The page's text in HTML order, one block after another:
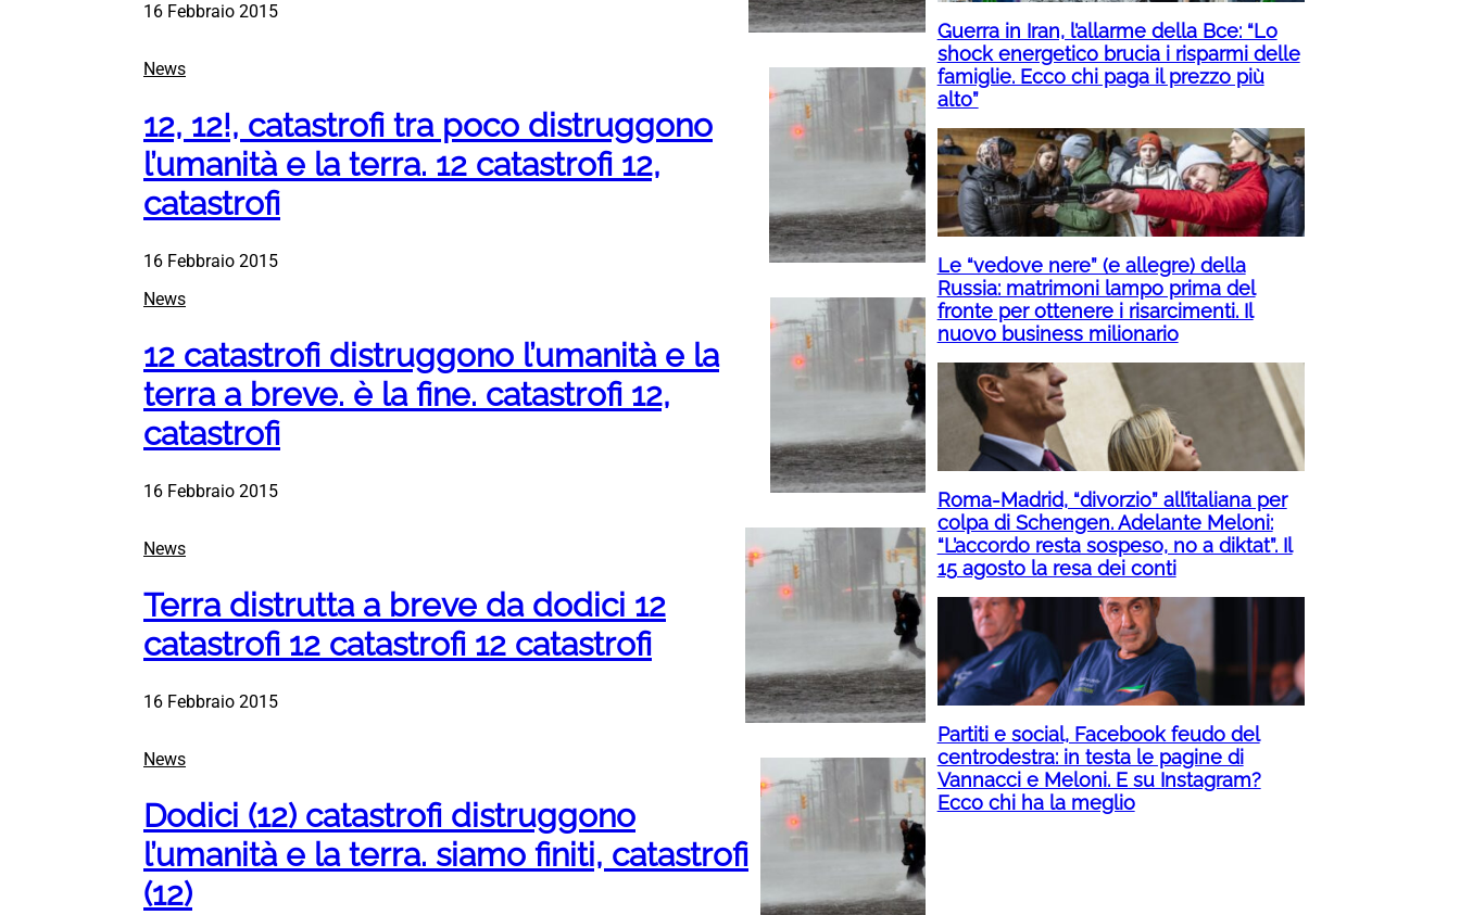
16 Febbraio 2015
News
12, 12!, catastrofi tra poco distruggono
l’umanità e la terra. 12 catastrofi 12,
catastrofi
16 Febbraio 2015
News
12 catastrofi distruggono l’umanità e la
terra a breve. è la fine. catastrofi 12,
catastrofi
16 Febbraio 2015
News
Terra distrutta a breve da dodici 12
catastrofi 12 catastrofi 12 catastrofi
16 Febbraio 2015
News
Dodici (12) catastrofi distruggono
l’umanità e la terra. siamo finiti, catastrofi
(12)
Guerra in Iran, l’allarme della Bce: “Lo
shock energetico brucia i risparmi delle
famiglie. Ecco chi paga il prezzo più
alto”
Le “vedove nere” (e allegre) della
Russia: matrimoni lampo prima del
fronte per ottenere i risarcimenti. Il
nuovo business milionario
Roma-Madrid, “divorzio” all’italiana per
colpa di Schengen. Adelante Meloni:
“L’accordo resta sospeso, no a diktat”. Il
15 agosto la resa dei conti
Partiti e social, Facebook feudo del
centrodestra: in testa le pagine di
Vannacci e Meloni. E su Instagram?
Ecco chi ha la meglio